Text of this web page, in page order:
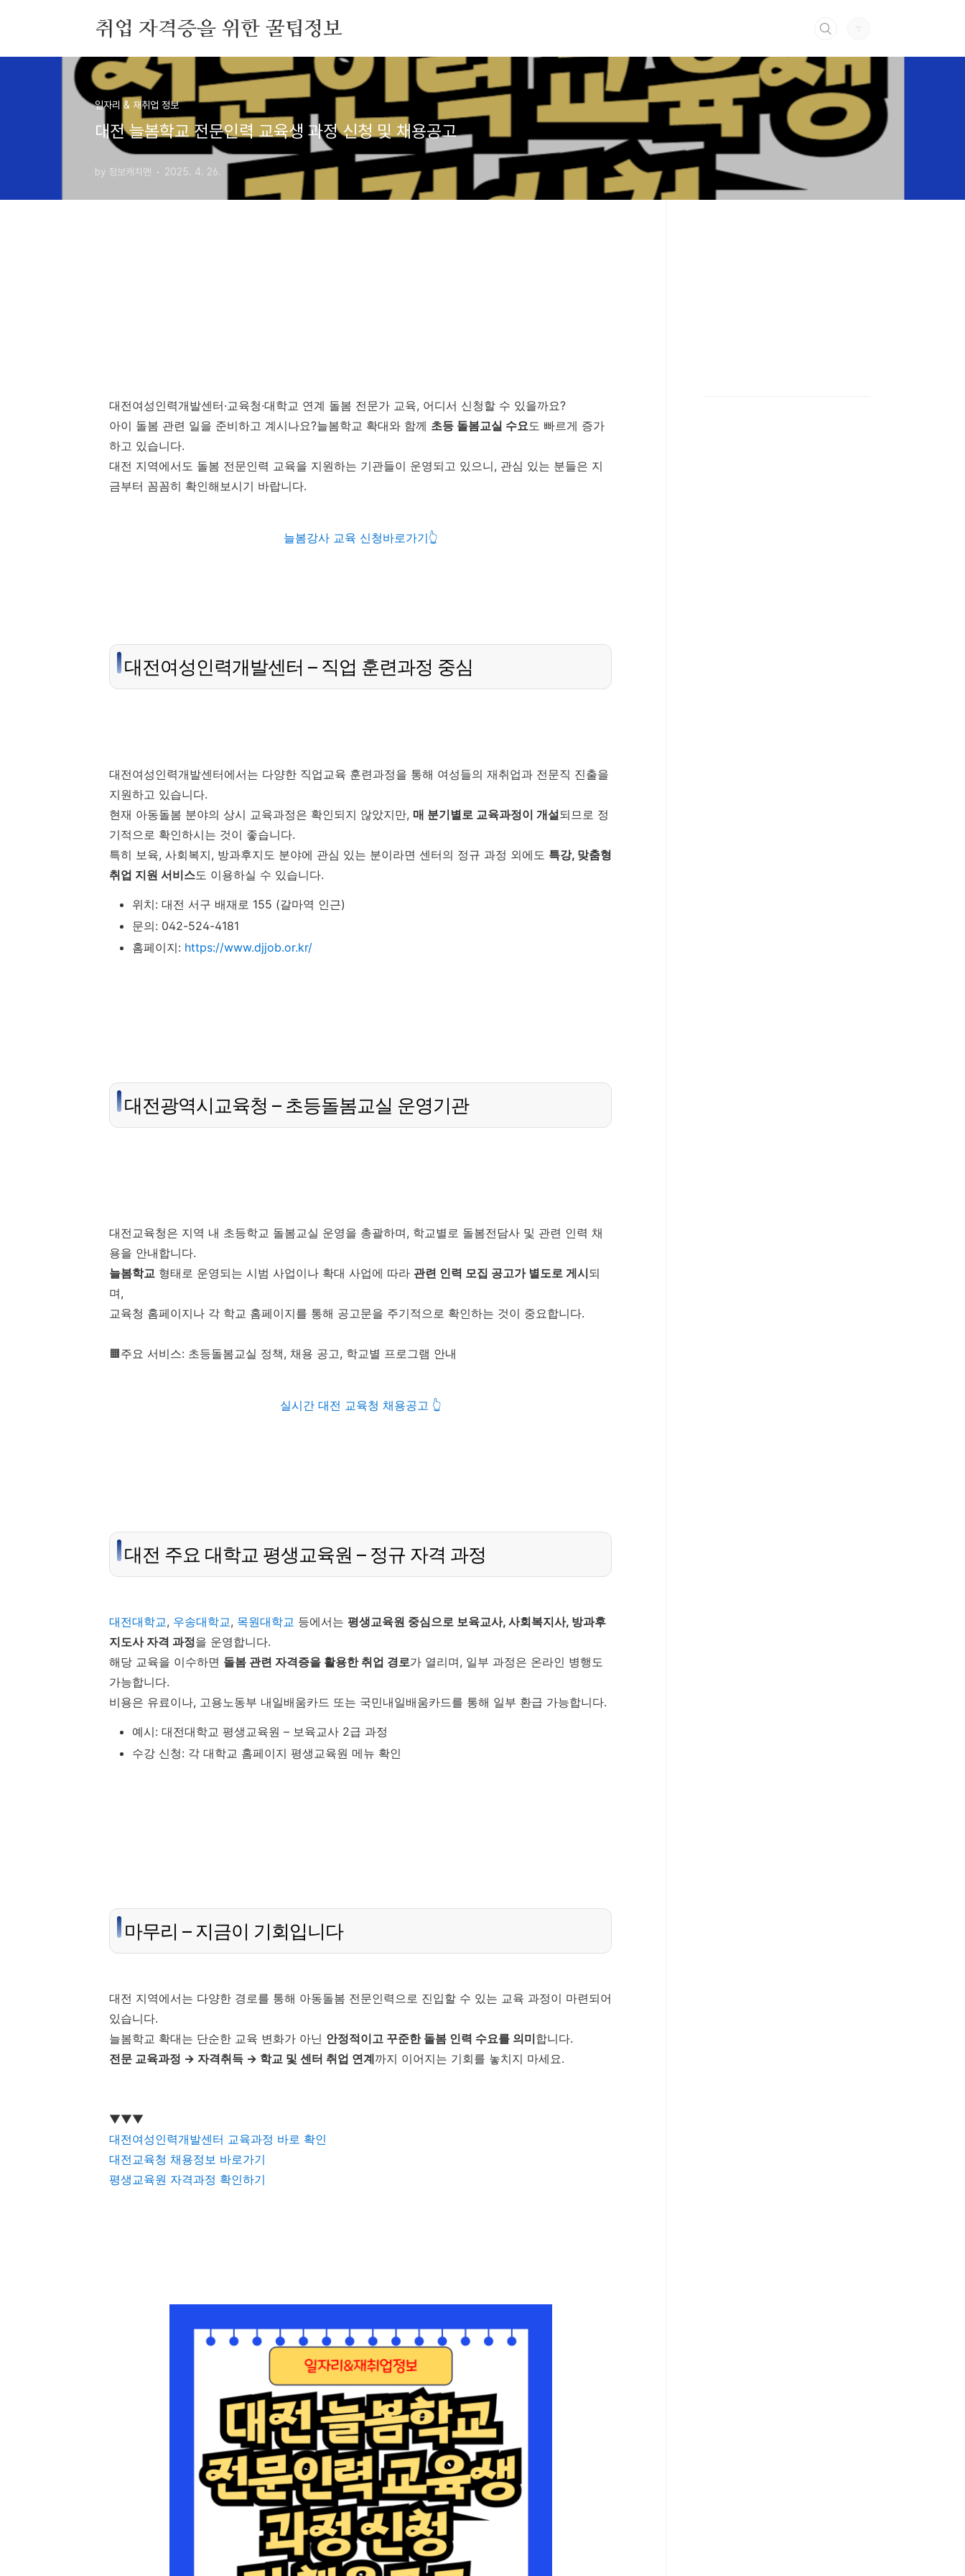
취업 자격증을 위한 꿀팁정보
홈 태그 방명록
일자리 & 재취업 정보
대전 늘봄학교 전문인력 교육생 과정 신청 및 채용공고
by 정보캐치맨 2025. 4. 26.
대전여성인력개발센터·교육청·대학교 연계 돌봄 전문가 교육, 어디서 신청할 수 있을까요?
아이 돌봄 관련 일을 준비하고 계시나요?늘봄학교 확대와 함께 초등 돌봄교실 수요도 빠르게 증가
하고 있습니다.
대전 지역에서도 돌봄 전문인력 교육을 지원하는 기관들이 운영되고 있으니, 관심 있는 분들은 지
금부터 꼼꼼히 확인해보시기 바랍니다.
늘봄강사 교육 신청바로가기👆
대전여성인력개발센터 – 직업 훈련과정 중심
대전여성인력개발센터에서는 다양한 직업교육 훈련과정을 통해 여성들의 재취업과 전문직 진출을
지원하고 있습니다.
현재 아동돌봄 분야의 상시 교육과정은 확인되지 않았지만, 매 분기별로 교육과정이 개설되므로 정
기적으로 확인하시는 것이 좋습니다.
특히 보육, 사회복지, 방과후지도 분야에 관심 있는 분이라면 센터의 정규 과정 외에도 특강, 맞춤형
취업 지원 서비스도 이용하실 수 있습니다.
위치: 대전 서구 배재로 155 (갈마역 인근)
문의: 042-524-4181
홈페이지: https://www.djjob.or.kr/
대전광역시교육청 – 초등돌봄교실 운영기관
대전교육청은 지역 내 초등학교 돌봄교실 운영을 총괄하며, 학교별로 돌봄전담사 및 관련 인력 채
용을 안내합니다.
늘봄학교 형태로 운영되는 시범 사업이나 확대 사업에 따라 관련 인력 모집 공고가 별도로 게시되
며,
교육청 홈페이지나 각 학교 홈페이지를 통해 공고문을 주기적으로 확인하는 것이 중요합니다.
🟧주요 서비스: 초등돌봄교실 정책, 채용 공고, 학교별 프로그램 안내
실시간 대전 교육청 채용공고 👆
대전 주요 대학교 평생교육원 – 정규 자격 과정
대전대학교, 우송대학교, 목원대학교 등에서는 평생교육원 중심으로 보육교사, 사회복지사, 방과후
지도사 자격 과정을 운영합니다.
해당 교육을 이수하면 돌봄 관련 자격증을 활용한 취업 경로가 열리며, 일부 과정은 온라인 병행도
가능합니다.
비용은 유료이나, 고용노동부 내일배움카드 또는 국민내일배움카드를 통해 일부 환급 가능합니다.
예시: 대전대학교 평생교육원 – 보육교사 2급 과정
수강 신청: 각 대학교 홈페이지 평생교육원 메뉴 확인
마무리 – 지금이 기회입니다
대전 지역에서는 다양한 경로를 통해 아동돌봄 전문인력으로 진입할 수 있는 교육 과정이 마련되어
있습니다.
늘봄학교 확대는 단순한 교육 변화가 아닌 안정적이고 꾸준한 돌봄 인력 수요를 의미합니다.
전문 교육과정 → 자격취득 → 학교 및 센터 취업 연계까지 이어지는 기회를 놓치지 마세요.
▼▼▼
대전여성인력개발센터 교육과정 바로 확인
대전교육청 채용정보 바로가기
평생교육원 자격과정 확인하기